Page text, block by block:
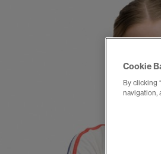
Cookie
By clicking
navigation,